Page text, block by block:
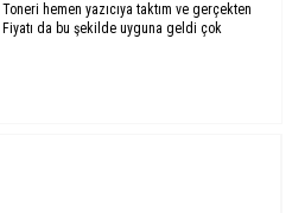
hemen yazıcıya taktım ve gerçekten
da bu şekilde uyguna geldi çok